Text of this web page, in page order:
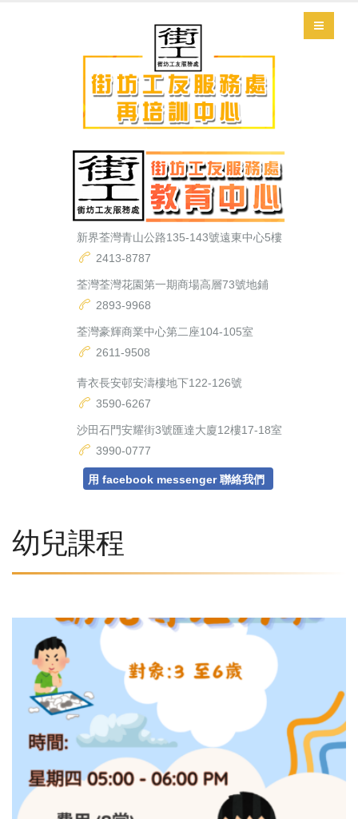
新界荃灣青山公路135-143號遠東中心5樓
2413-8787
荃灣荃灣花園第一期商場高層73號地鋪
2893-9968
荃灣豪輝商業中心第二座104-105室
2611-9508
青衣長安邨安濤樓地下122-126號
3590-6267
沙田石門安耀街3號匯達大廈12樓17-18室
3990-0777
用 facebook messenger 聯絡我們
幼兒課程